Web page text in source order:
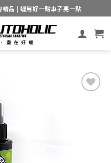
品 | 蠟用好一點車子亮一點